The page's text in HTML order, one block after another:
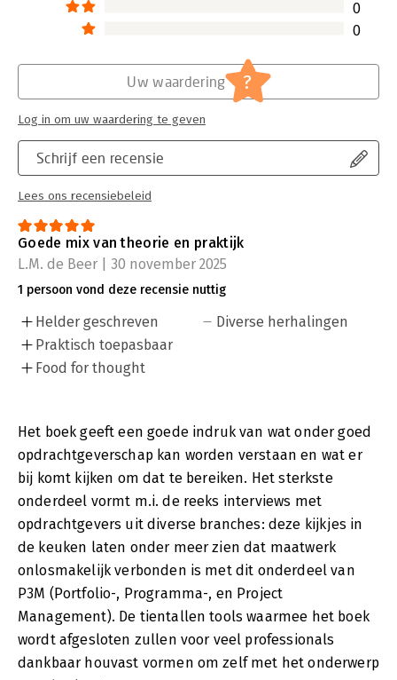
0
0
Schrijf een recensie
Lees ons recensiebeleid
Uw waardering ?
Log in om uw waardering te geven
Goede mix van theorie en praktijk
L.M. de Beer | 30 november 2025
1 persoon vond deze recensie nuttig
Helder geschreven
Praktisch toepasbaar
Food for thought
Diverse herhalingen
Het boek geeft een goede indruk van wat onder goed
opdrachtgeverschap kan worden verstaan en wat er
bij komt kijken om dat te bereiken. Het sterkste
onderdeel vormt m.i. de reeks interviews met
opdrachtgevers uit diverse branches: deze kijkjes in
de keuken laten onder meer zien dat maatwerk
onlosmakelijk verbonden is met dit onderdeel van
P3M (Portfolio-, Programma-, en Project
Management). De tientallen tools waarmee het boek
wordt afgesloten zullen voor veel professionals
dankbaar houvast vormen om zelf met het onderwerp